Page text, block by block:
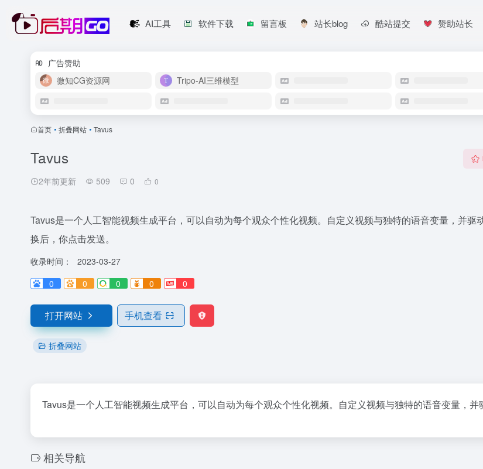
AI工具 软件下载 留言板 站长blog 酷站提交 赞助站长
广告赞助
微知CG资源网
Tripo-AI三维模型
首页 • 折叠网站 • Tavus
Tavus
2年前更新 509 0 0
Tavus是一个人工智能视频生成平台，可以自动为每个观众个性化视频。自定义视频与独特的语音变量，并驱
换后，你点击发送。
收录时间：
2023-03-27
0
0 0 0 0
打开网站 手机查看
折叠网站
Tavus是一个人工智能视频生成平台，可以自动为每个观众个性化视频。自定义视频与独特的语音变量，并
相关导航